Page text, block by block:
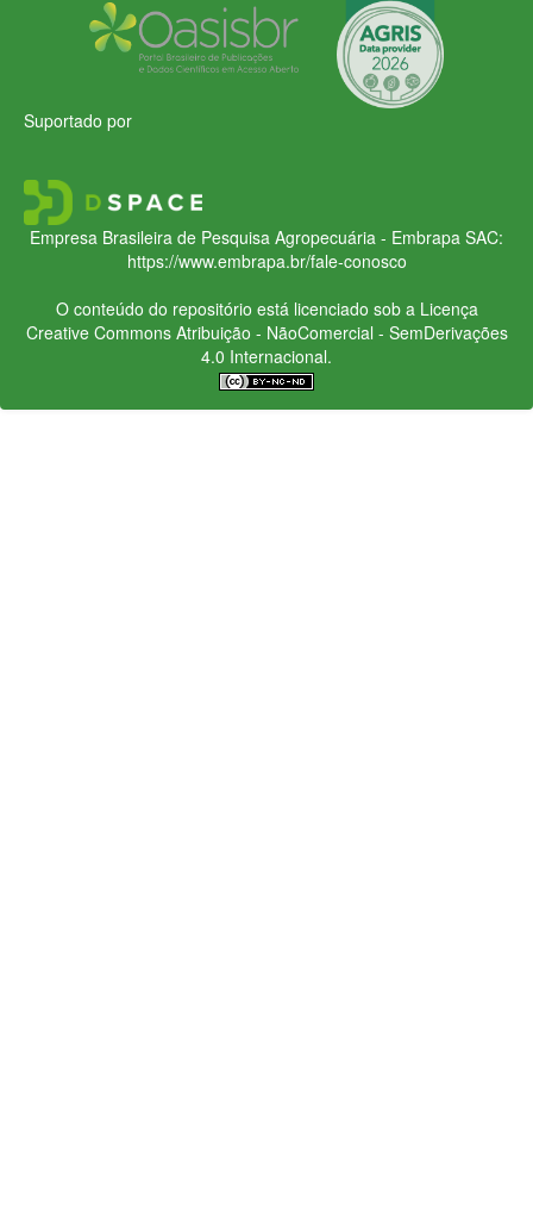
Suportado por
Empresa Brasileira de Pesquisa Agropecuária - Embrapa SAC:
https://www.embrapa.br/fale-conosco
O conteúdo do repositório está licenciado sob a Licença
Creative CommonsAtribuição - NãoComercial - SemDerivações
4.0 Internacional.